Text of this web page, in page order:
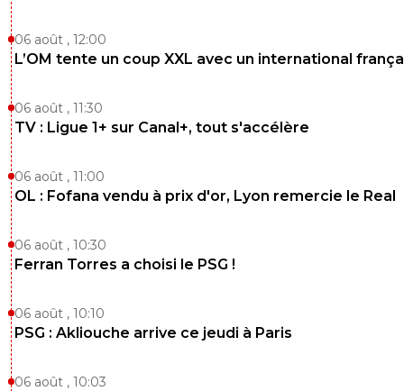
06 août , 12:00
L’OM tente un coup XXL avec un international
06 août , 11:30
TV : Ligue 1+ sur Canal+, tout s'accélère
06 août , 11:00
OL : Fofana vendu à prix d'or, Lyon remercie le Real
06 août , 10:30
Ferran Torres a choisi le PSG !
06 août , 10:10
PSG : Akliouche arrive ce jeudi à Paris
06 août , 10:03